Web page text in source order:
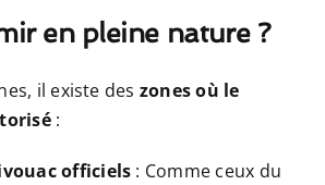
en pleine nature ?
il existe des zones où le
:
officiels : Comme ceux du